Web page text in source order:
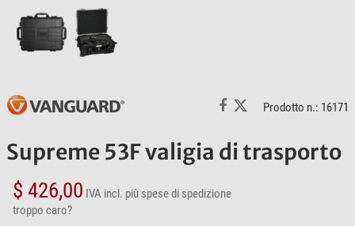
Prodotto n.: 16171
Supreme 53F valigia di trasporto
$ 426,00 IVA incl. più spese di spedizione
troppo caro?